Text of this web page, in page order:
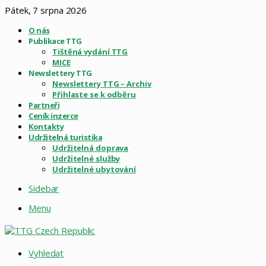
Pátek, 7 srpna 2026
O nás
Publikace TTG
Tištěná vydání TTG
MICE
Newslettery TTG
Newslettery TTG – Archiv
Přihlaste se k odběru
Partneři
Ceník inzerce
Kontakty
Udržitelná turistika
Udržitelná doprava
Udržitelné služby
Udržitelné ubytování
Sidebar
Menu
Vyhledat